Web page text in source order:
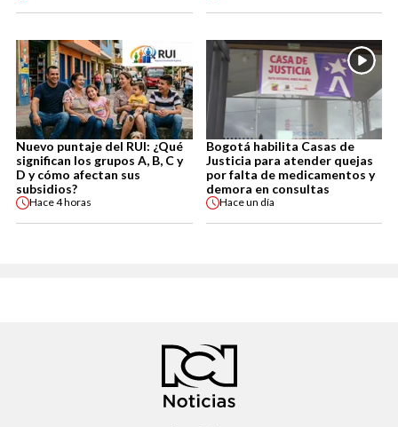
Nuevo puntaje del RUI: ¿Qué
significan los grupos A, B, C y
D y cómo afectan sus
subsidios?
Hace4 horas
Bogotá habilita Casas de
Justicia para atender quejas
por falta de medicamentos y
demora en consultas
Haceun día